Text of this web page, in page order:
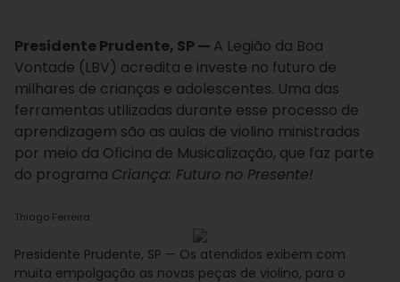
Presidente Prudente, SP — A Legião da Boa
Vontade (LBV) acredita e investe no futuro de
milhares de crianças e adolescentes. Uma das
ferramentas utilizadas durante esse processo de
aprendizagem são as aulas de violino ministradas
por meio da Oficina de Musicalização, que faz parte
do programa Criança: Futuro no Presente!
Thiago Ferreira
Presidente Prudente, SP — Os atendidos exibem com
muita empolgação as novas peças de violino, para o